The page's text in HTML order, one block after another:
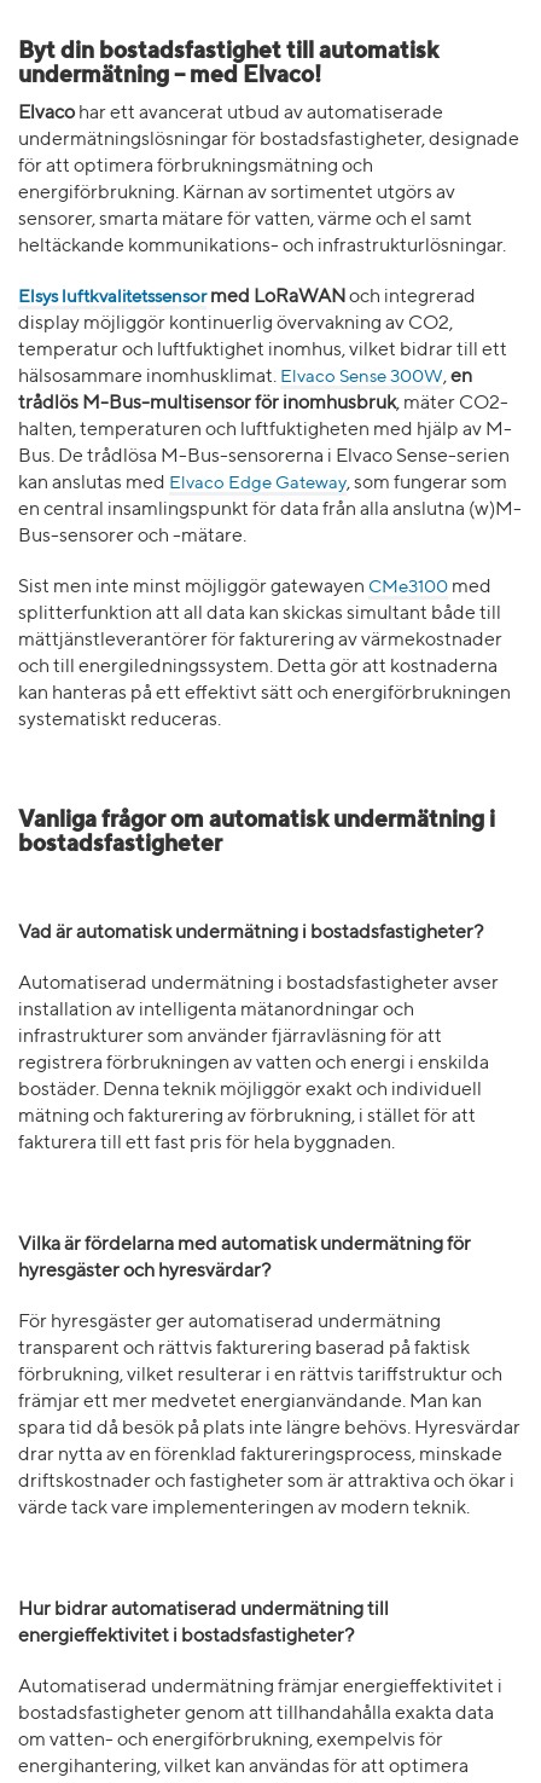
Byt din bostadsfastighet till automatisk
undermätning – med Elvaco!
Elvaco har ett avancerat utbud av automatiserade
undermätningslösningar för bostadsfastigheter, designade
för att optimera förbrukningsmätning och
energiförbrukning. Kärnan av sortimentet utgörs av
sensorer, smarta mätare för vatten, värme och el samt
heltäckande kommunikations- och infrastrukturlösningar.
Elsys luftkvalitetssensormed LoRaWAN och integrerad
display möjliggör kontinuerlig övervakning av CO2,
temperatur och luftfuktighet inomhus, vilket bidrar till ett
hälsosammare inomhusklimat. Elvaco Sense 300W,en
trådlös M-Bus-multisensor för inomhusbruk, mäter CO2-
halten, temperaturen och luftfuktigheten med hjälp av M-
Bus. De trådlösa M-Bus-sensorerna i Elvaco Sense-serien
kan anslutas med Elvaco Edge Gateway, som fungerar som
en central insamlingspunkt för data från alla anslutna (w)M-
Bus-sensorer och -mätare.
Sist men inte minst möjliggör gatewayen CMe3100 med
splitterfunktion att all data kan skickas simultant både till
mättjänstleverantörer för fakturering av värmekostnader
och till energiledningssystem. Detta gör att kostnaderna
kan hanteras på ett effektivt sätt och energiförbrukningen
systematiskt reduceras.
Vanliga frågor om automatisk undermätning i
bostadsfastigheter
Vad är automatisk undermätning i bostadsfastigheter?
Automatiserad undermätning i bostadsfastigheter avser
installation av intelligenta mätanordningar och
infrastrukturer som använder fjärravläsning för att
registrera förbrukningen av vatten och energi i enskilda
bostäder. Denna teknik möjliggör exakt och individuell
mätning och fakturering av förbrukning, i stället för att
fakturera till ett fast pris för hela byggnaden.
Vilka är fördelarna med automatisk undermätning för
hyresgäster och hyresvärdar?
För hyresgäster ger automatiserad undermätning
transparent och rättvis fakturering baserad på faktisk
förbrukning, vilket resulterar i en rättvis tariffstruktur och
främjar ett mer medvetet energianvändande. Man kan
spara tid då besök på plats inte längre behövs. Hyresvärdar
drar nytta av en förenklad faktureringsprocess, minskade
driftskostnader och fastigheter som är attraktiva och ökar i
värde tack vare implementeringen av modern teknik.
Hur bidrar automatiserad undermätning till
energieffektivitet i bostadsfastigheter?
Automatiserad undermätning främjar energieffektivitet i
bostadsfastigheter genom att tillhandahålla exakta data
om vatten- och energiförbrukning, exempelvis för
energihantering, vilket kan användas för att optimera